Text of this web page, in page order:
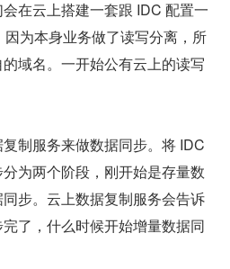
在云上搭建一套跟 IDC 配置一
为本身业务做了读写分离，所
域名。一开始公有云上的读写
制服务来做数据同步。将 IDC
为两个阶段，刚开始是存量数
步。云上数据复制服务会告诉
了，什么时候开始增量数据同